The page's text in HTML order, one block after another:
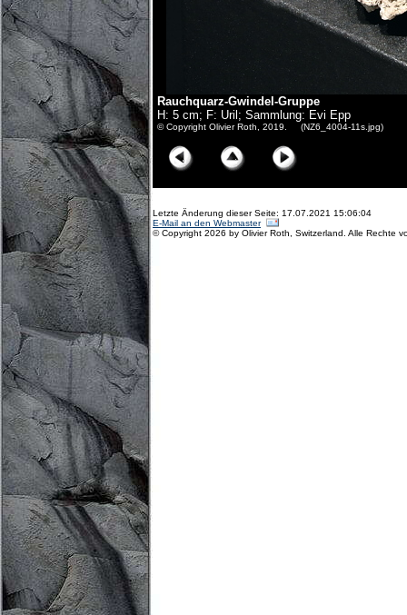
Rauchquarz-Gwindel-Gruppe
H: 5 cm; F: Uril; Sammlung: Evi Epp
© Copyright Olivier Roth, 2019. (NZ6_4004-11s.jpg)
Letzte Änderung dieser Seite: 17.07.2021 15:06:04
E-Mail an den Webmaster
© Copyright 2026 by Olivier Roth, Switzerland. Alle Rechte